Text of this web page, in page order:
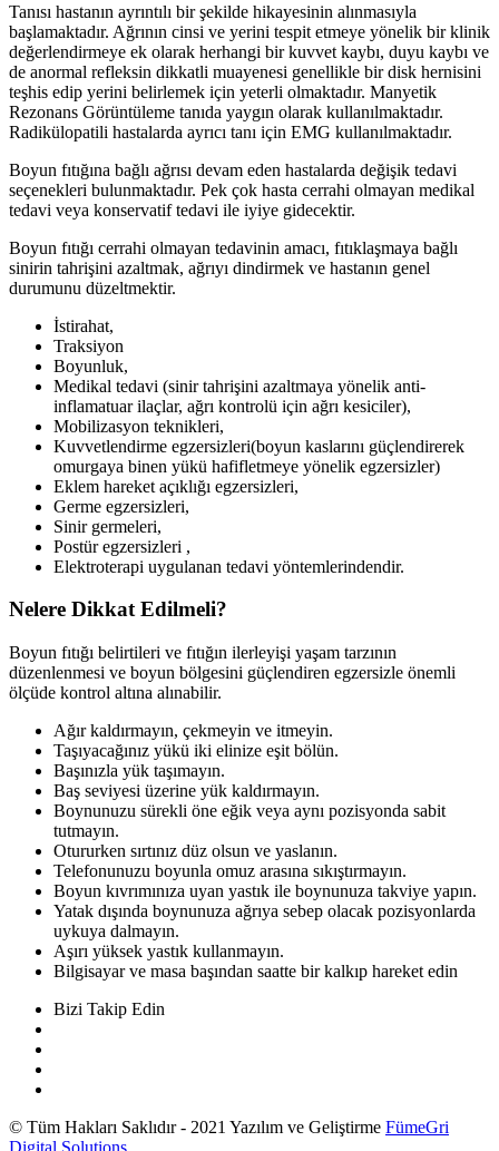
Tanısı hastanın ayrıntılı bir şekilde hikayesinin alınmasıyla
başlamaktadır. Ağrının cinsi ve yerini tespit etmeye yönelik bir klinik
değerlendirmeye ek olarak herhangi bir kuvvet kaybı, duyu kaybı ve
de anormal refleksin dikkatli muayenesi genellikle bir disk hernisini
teşhis edip yerini belirlemek için yeterli olmaktadır. Manyetik
Rezonans Görüntüleme tanıda yaygın olarak kullanılmaktadır.
Radikülopatili hastalarda ayrıcı tanı için EMG kullanılmaktadır.
Boyun fıtığına bağlı ağrısı devam eden hastalarda değişik tedavi
seçenekleri bulunmaktadır. Pek çok hasta cerrahi olmayan medikal
tedavi veya konservatif tedavi ile iyiye gidecektir.
Boyun fıtığı cerrahi olmayan tedavinin amacı, fıtıklaşmaya bağlı
sinirin tahrişini azaltmak, ağrıyı dindirmek ve hastanın genel
durumunu düzeltmektir.
İstirahat,
Traksiyon
Boyunluk,
Medikal tedavi (sinir tahrişini azaltmaya yönelik anti-
inflamatuar ilaçlar, ağrı kontrolü için ağrı kesiciler),
Mobilizasyon teknikleri,
Kuvvetlendirme egzersizleri(boyun kaslarını güçlendirerek
omurgaya binen yükü hafifletmeye yönelik egzersizler)
Eklem hareket açıklığı egzersizleri,
Germe egzersizleri,
Sinir germeleri,
Postür egzersizleri ,
Elektroterapi uygulanan tedavi yöntemlerindendir.
Nelere Dikkat Edilmeli?
Boyun fıtığı belirtileri ve fıtığın ilerleyişi yaşam tarzının
düzenlenmesi ve boyun bölgesini güçlendiren egzersizle önemli
ölçüde kontrol altına alınabilir.
Ağır kaldırmayın, çekmeyin ve itmeyin.
Taşıyacağınız yükü iki elinize eşit bölün.
Başınızla yük taşımayın.
Baş seviyesi üzerine yük kaldırmayın.
Boynunuzu sürekli öne eğik veya aynı pozisyonda sabit
tutmayın.
Otururken sırtınız düz olsun ve yaslanın.
Telefonunuzu boyunla omuz arasına sıkıştırmayın.
Boyun kıvrımınıza uyan yastık ile boynunuza takviye yapın.
Yatak dışında boynunuza ağrıya sebep olacak pozisyonlarda
uykuya dalmayın.
Aşırı yüksek yastık kullanmayın.
Bilgisayar ve masa başından saatte bir kalkıp hareket edin
Bizi Takip Edin
© Tüm Hakları Saklıdır - 2021 Yazılım ve Geliştirme FümeGri